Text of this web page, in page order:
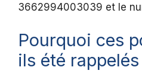
3662994003039 et le
Pourquoi ces
ils été rappelés